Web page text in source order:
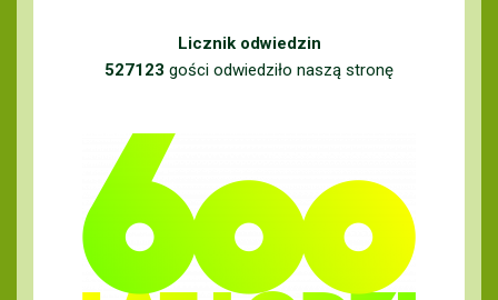
Licznik odwiedzin
527123 gości odwiedziło naszą stronę